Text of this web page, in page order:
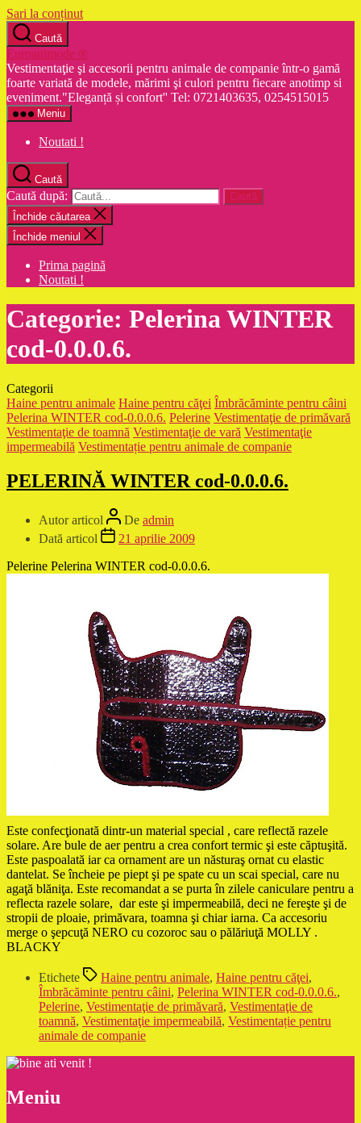
Sari la conținut
Caută
Euroanimode ®
Vestimentaţie şi accesorii pentru animale de companie într-o gamă
foarte variată de modele, mărimi şi culori pentru fiecare anotimp si
eveniment."Eleganță și confort'' Tel: 0721403635, 0254515015
Meniu
Noutati !
Caută
Caută după:
Închide căutarea
Închide meniul
Prima pagină
Noutati !
Categorie: Pelerina WINTER
cod-0.0.0.6.
Categorii
Haine pentru animale Haine pentru căţei Îmbrăcăminte pentru câini
Pelerina WINTER cod-0.0.0.6. Pelerine Vestimentaţie de primăvară
Vestimentaţie de toamnă Vestimentaţie de vară Vestimentaţie
impermeabilă Vestimentație pentru animale de companie
PELERINĂ WINTER cod-0.0.0.6.
Autor articol De admin
Dată articol
21 aprilie 2009
Pelerine Pelerina WINTER cod-0.0.0.6.
Este confecţionată dintr-un material special , care reflectă razele
solare. Are bule de aer pentru a crea confort termic şi este căptuşită.
Este paspoalată iar ca ornament are un năsturaş ornat cu elastic
dantelat. Se încheie pe piept şi pe spate cu un scai special, care nu
agaţă blăniţa. Este recomandat a se purta în zilele caniculare pentru a
reflecta razele solare, dar este şi impermeabilă, deci ne fereşte şi de
stropii de ploaie, primăvara, toamna şi chiar iarna. Ca accesoriu
merge o şepcuţă NERO cu cozoroc sau o pălăriuţă MOLLY .
BLACKY
Etichete Haine pentru animale, Haine pentru căţei,
Îmbrăcăminte pentru câini, Pelerina WINTER cod-0.0.0.6.,
Pelerine, Vestimentaţie de primăvară, Vestimentaţie de
toamnă, Vestimentaţie impermeabilă, Vestimentație pentru
animale de companie
Meniu